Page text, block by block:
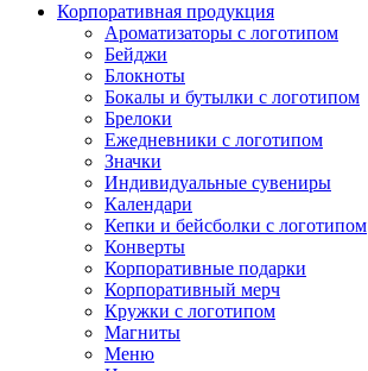
Корпоративная продукция
Ароматизаторы с логотипом
Бейджи
Блокноты
Бокалы и бутылки с логотипом
Брелоки
Ежедневники с логотипом
Значки
Индивидуальные сувениры
Календари
Кепки и бейсболки с логотипом
Конверты
Корпоративные подарки
Корпоративный мерч
Кружки с логотипом
Магниты
Меню